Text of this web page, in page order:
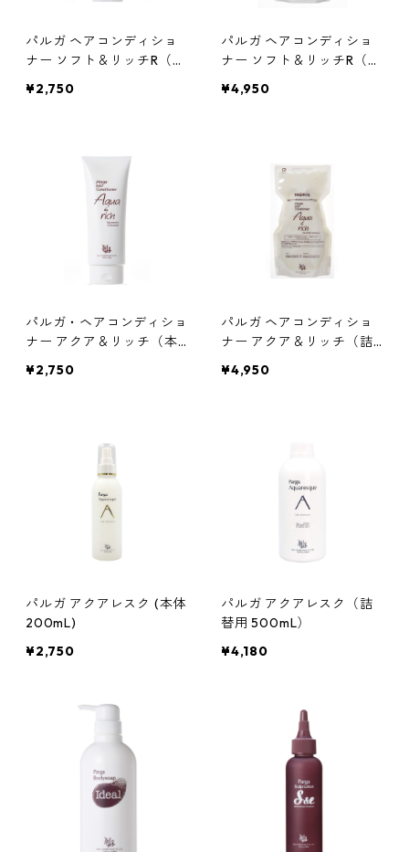
パルガ ヘアコンディショ
ナー ソフト＆リッチR（本
¥2,750
パルガ ヘアコンディショ
ナー ソフト＆リッチR（詰
¥4,950
パルガ・ヘアコンディショ
ナー アクア＆リッチ（本
¥2,750
パルガ ヘアコンディショ
ナー アクア＆リッチ（詰
¥4,950
パルガ アクアレスク (本体
200mL)
¥2,750
パルガ アクアレスク（詰
替用 500mL）
¥4,180